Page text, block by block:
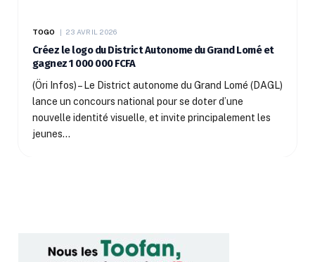
TOGO 23 AVRIL 2026
Créez le logo du District Autonome du Grand Lomé et
gagnez 1 000 000 FCFA
(Öri Infos) – Le District autonome du Grand Lomé (DAGL)
lance un concours national pour se doter d’une
nouvelle identité visuelle, et invite principalement les
jeunes…